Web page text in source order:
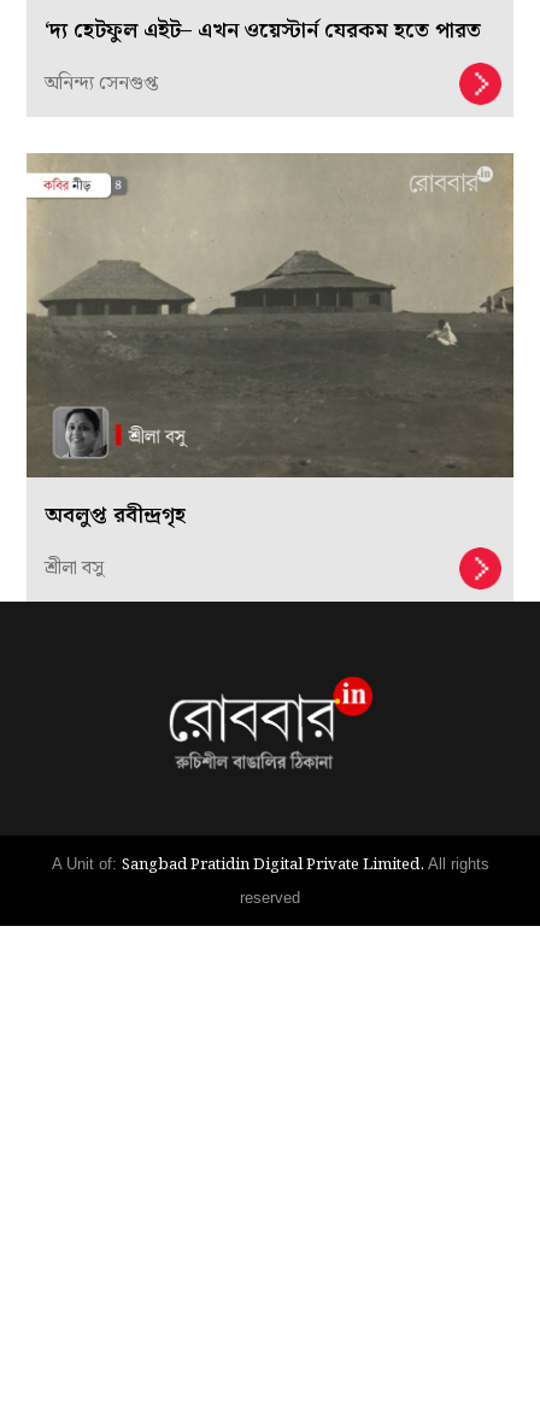
‘দ্য হেটফুল এইট– এখন ওয়েস্টার্ন যেরকম হতে পারত
অনিন্দ্য সেনগুপ্ত
অবলুপ্ত রবীন্দ্রগৃহ
শ্রীলা বসু
A Unit of: Sangbad Pratidin Digital Private Limited. All rights
reserved